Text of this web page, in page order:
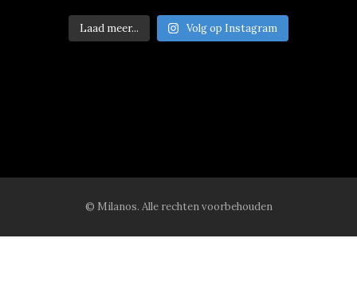
Laad meer... Volg op Instagram
© Milanos. Alle rechten voorbehouden